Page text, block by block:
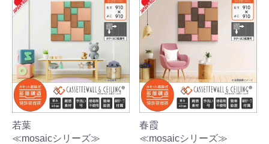
若葉
≪mosaicシリーズ≫
春霞
≪mosaicシリーズ≫